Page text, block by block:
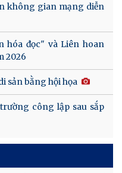
không gian mạng diễn
hóa đọc" và Liên hoan
2026
sản bằng hội họa
công lập sau sắp